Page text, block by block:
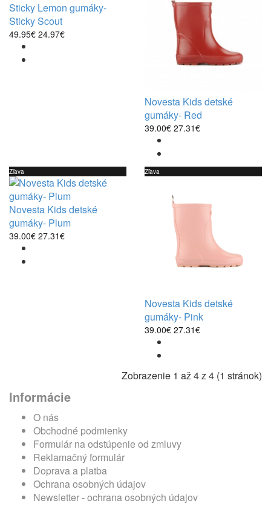
Sticky Lemon gumáky-
Sticky Scout
49.95€ 24.97€
Novesta Kids detské
gumáky- Red
39.00€ 27.31€
Zľava
Novesta Kids detské
gumáky- Plum
39.00€ 27.31€
Zľava
Novesta Kids detské
gumáky- Pink
39.00€ 27.31€
Zobrazenie 1 až 4 z 4 (1 stránok)
Informácie
O nás
Obchodné podmienky
Formulár na odstúpenie od zmluvy
Reklamačný formulár
Doprava a platba
Ochrana osobných údajov
Newsletter - ochrana osobných údajov